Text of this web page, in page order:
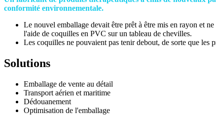
conformité environnementale.
Le nouvel emballage devait être prêt à être mis en rayon et
l'aide de coquilles en PVC sur un tableau de chevilles.
Les coquilles ne pouvaient pas tenir debout, de sorte que les
Solutions
Emballage de vente au détail
Transport aérien et maritime
Dédouanement
Optimisation de l'emballage